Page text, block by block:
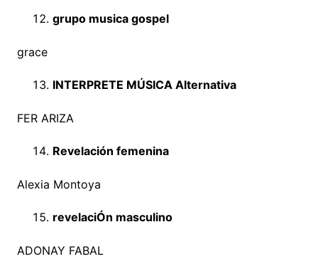
grupo musica gospel
grace
INTERPRETE MÚSICA Alternativa
FER ARIZA
Revelación femenina
Alexia Montoya
revelaciÓn masculino
ADONAY FABAL